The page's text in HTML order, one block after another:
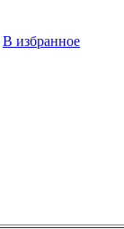
В избранное